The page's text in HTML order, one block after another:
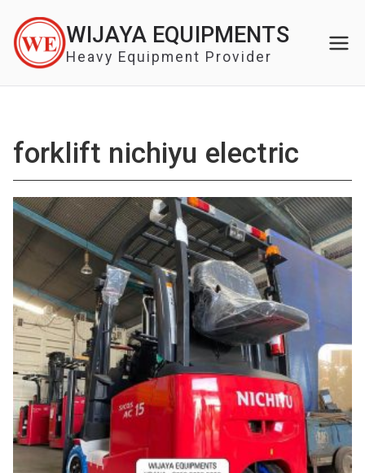
content
WIJAYA EQUIPMENTS
Heavy Equipment Provider
forklift nichiyu electric